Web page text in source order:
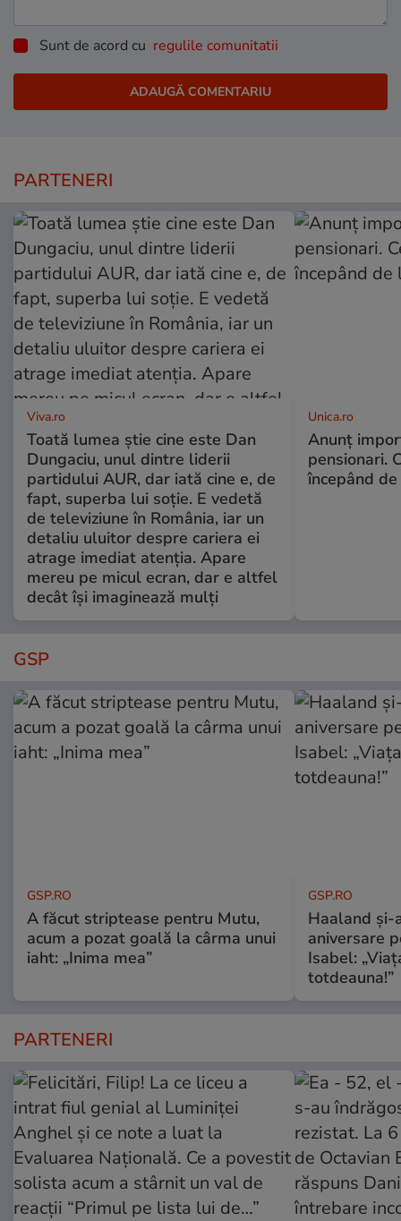
Sunt de acord cu regulile comunitatii
PARTENERI
Viva.ro
Toată lumea știe cine este Dan
Dungaciu, unul dintre liderii
partidului AUR, dar iată cine e, de
fapt, superba lui soție. E vedetă
de televiziune în România, iar un
detaliu uluitor despre cariera ei
atrage imediat atenția. Apare
mereu pe micul ecran, dar e altfel
decât își imaginează mulți
Unica.ro
Anunț
pensionari.
începând
GSP
GSP.RO
A făcut striptease pentru Mutu,
acum a pozat goală la cârma unui
iaht: „Inima mea”
GSP.RO
Haaland
aniversare
Isabel:
totdeauna!”
PARTENERI